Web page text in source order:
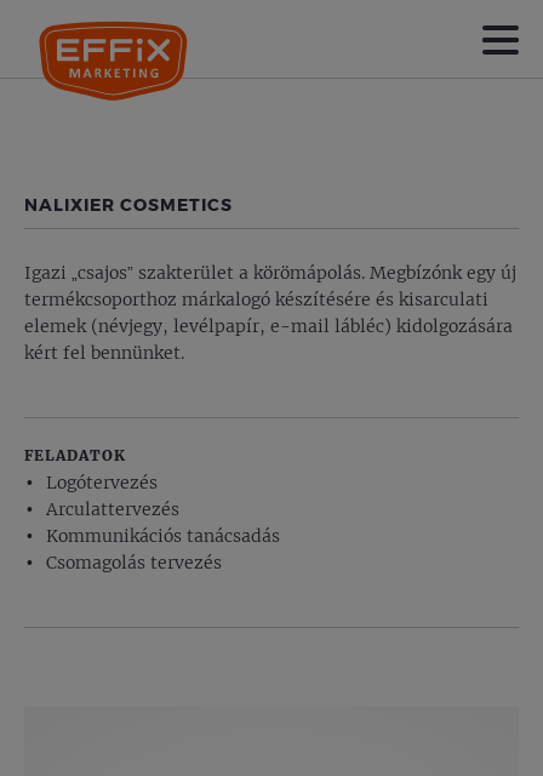
NALIXIER COSMETICS
Igazi „csajos” szakterület a körömápolás. Megbízónk egy új
termékcsoporthoz márkalogó készítésére és kisarculati
elemek (névjegy, levélpapír, e-mail lábléc) kidolgozására
kért fel bennünket.
FELADATOK
Logótervezés
Arculattervezés
Kommunikációs tanácsadás
Csomagolás tervezés